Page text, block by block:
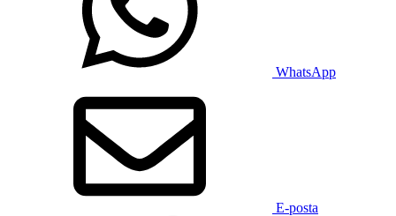
WhatsApp
E-posta